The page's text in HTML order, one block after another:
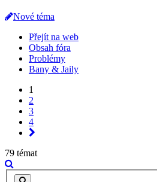
Nové téma
Přejít na web
Obsah fóra
Problémy
Bany & Jaily
1
2
3
4
79 témat